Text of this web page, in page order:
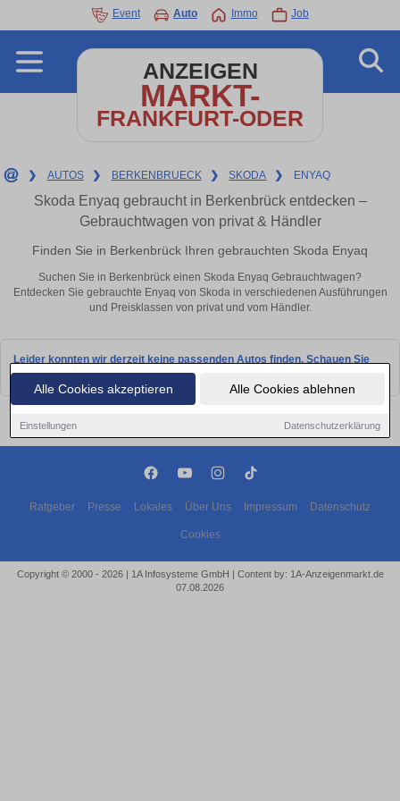
Alle Cookies akzeptieren Alle Cookies ablehnen
Einstellungen Datenschutzerklärung
Event Auto Immo Job
ANZEIGEN
MARKT-
FRANKFURT-ODER
❯ AUTOS ❯ BERKENBRUECK ❯ SKODA ❯ ENYAQ
Skoda Enyaq gebraucht in Berkenbrück entdecken –
Gebrauchtwagen von privat & Händler
Finden Sie in Berkenbrück Ihren gebrauchten Skoda Enyaq
Suchen Sie in Berkenbrück einen Skoda Enyaq Gebrauchtwagen?
Entdecken Sie gebrauchte Enyaq von Skoda in verschiedenen Ausführungen
und Preisklassen von privat und vom Händler.
Leider konnten wir derzeit keine passenden Autos finden. Schauen Sie
bald wieder vorbei!
Ratgeber Presse Lokales Über Uns Impressum Datenschutz
Cookies
Copyright © 2000 - 2026 | 1A Infosysteme GmbH | Content by: 1A-Anzeigenmarkt.de
07.08.2026